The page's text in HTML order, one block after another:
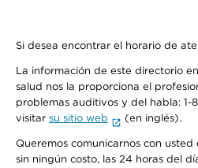
Si desea encontrar el horario de
La información de este directorio
salud nos la proporciona el
problemas auditivos y del habla:
visitar su sitio web (en inglés).
Queremos comunicarnos con
sin ningún costo, las 24 horas del